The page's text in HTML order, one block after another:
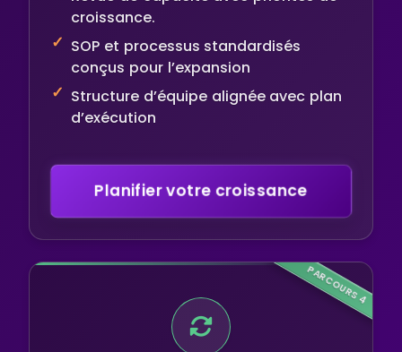
croissance.
SOP et processus standardisés
conçus pour l’expansion
Structure d’équipe alignée avec plan
d’exécution
Planifier votre croissance
PARCOURS 4